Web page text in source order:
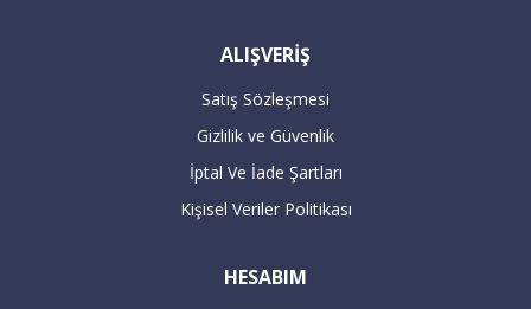
siparişleriniz takip eden bir sonraki gün
kargolanmaktadır.
ALIŞVERİŞ
Satış Sözleşmesi
Gizlilik ve Güvenlik
İptal Ve İade Şartları
Kişisel Veriler Politikası
HESABIM